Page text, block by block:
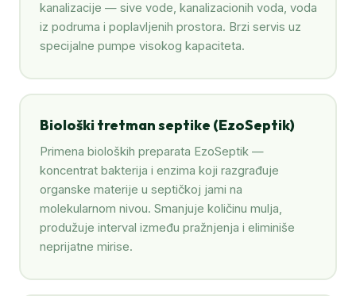
kanalizacije — sive vode, kanalizacionih voda, voda
iz podruma i poplavljenih prostora. Brzi servis uz
specijalne pumpe visokog kapaciteta.
Biološki tretman septike (EzoSeptik)
Primena bioloških preparata EzoSeptik —
koncentrat bakterija i enzima koji razgrađuje
organske materije u septičkoj jami na
molekularnom nivou. Smanjuje količinu mulja,
produžuje interval između pražnjenja i eliminiše
neprijatne mirise.